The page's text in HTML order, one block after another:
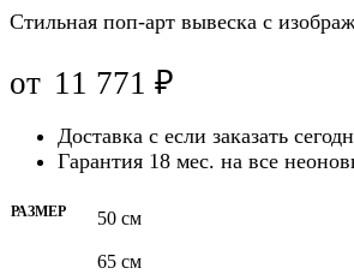
Стильная поп-арт вывеска с
от 11 771 ₽
Доставка с если заказать
Гарантия 18 мес. на все
РАЗМЕР 50 см
65 см